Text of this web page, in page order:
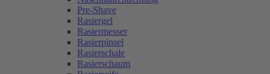
Pre-Shave
Rasiergel
Rasiermesser
Rasierpinsel
Rasierschale
Rasierschaum